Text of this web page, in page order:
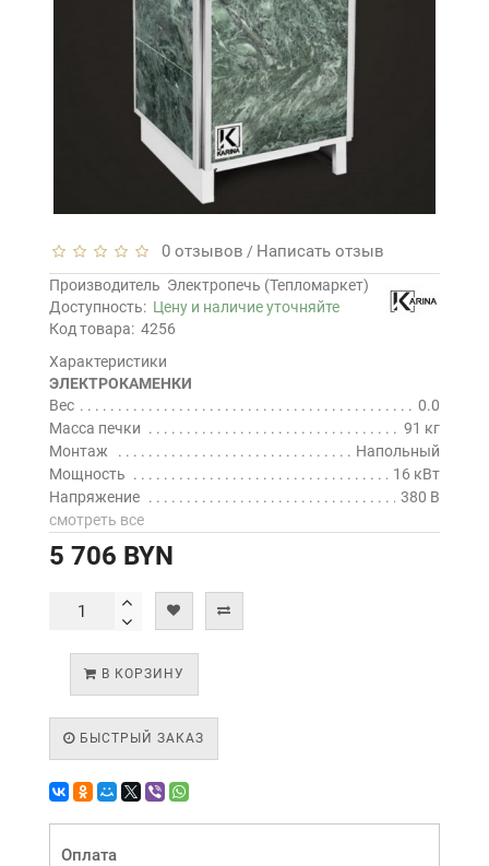
0 отзывов / Написать отзыв
Производитель Электропечь (Тепломаркет)
Доступность: Цену и наличие уточняйте
Код товара: 4256
Характеристики
ЭЛЕКТРОКАМЕНКИ
Вес
0.0
Масса печки
91 кг
Монтаж
Напольный
Мощность
16 кВт
Напряжение
380 В
смотреть все
5 706 BYN
В КОРЗИНУ
БЫСТРЫЙ ЗАКАЗ
Оплата